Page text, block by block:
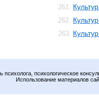
261.
262.
263.
психологическое
Использование материалов